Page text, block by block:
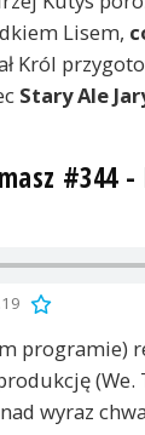
Lisem,
Król
Stary Ale
#344
programie)
(We.
wyraz